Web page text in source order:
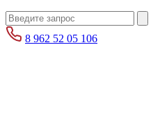
8 962 52 05 106